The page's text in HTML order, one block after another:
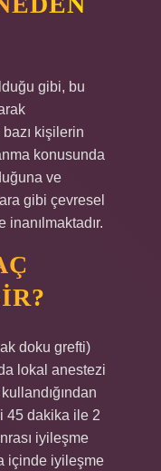
gibi, bu
bazı kişilerin
konusunda
ve
gibi çevresel
inanılmaktadır.
doku grefti)
lokal anestezi
45 dakika ile 2
iyileşme
içinde iyileşme